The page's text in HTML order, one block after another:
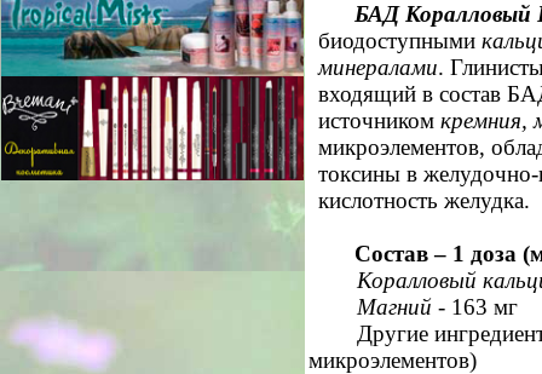
БАД Коралловый
биодоступными
минералами.
входящий в состав
источником кремния,
микроэлементов,
токсины в
кислотность желудка.
Состав – 1 доза
Коралловый
Магний - 163 мг
Другие
микроэлементов)